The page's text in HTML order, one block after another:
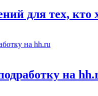
для тех, кто
на